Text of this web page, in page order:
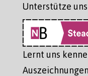
Unterstütze
Lernt uns
Auszeichnungen